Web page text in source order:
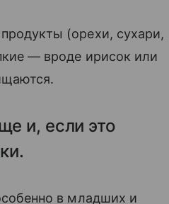
(орехи, сухари,
— вроде ирисок или
и, если это
в младших и